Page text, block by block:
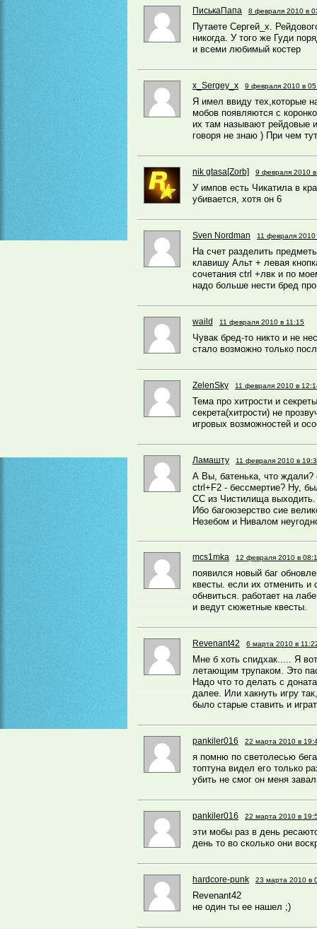
ПиськаПапа 8 февраля 2010 в
Путаете Сергей_х.
никогда. У того же Гуди
и всеми любимый костер
x_Sergey_x 9 февраля 2010 в
Я имел ввиду тех,которые
мобов появляются с
их там называют рейдовые
говоря не знаю ) При чем
nik gtаsа[Zorb] 9 февраля 2010
У импов есть Чикатила в
убивается, хотя он 6
Sven Nordman 11 февраля
На счет разделить
клавишу Альт + левая
сочетания ctrl +лвк и по
надо больше нести бред
waild 11 февраля 2010 в 11:15
Чувак бред-то никто и не
стало возможно только
ZelenSky 11 февраля 2010 в
Тема про хитрости и
секрета(хитрости) не
игровых возможностей и
Ламашту 11 февраля 2010 в
А Вы, батенька, что ждали?
ctrl+F2 - бессмертие? Ну,
СС из Чистилища выходить.
Ибо багоюзерство сие
Незебом и Нивалом
mcs1mka 12 февраля 2010 в
появился новый баг
квесты. если их отменить и
обнвиться. работает на
и ведут сюжетные квесты.
Revenant42 6 марта 2010 в
Мне б хоть спидхак..... Я
летающим трупаком. Это
Надо что то делать с
далее. Или хакнуть игру
было старые ставить и
pankiler016 22 марта 2010 в
я помню по светолесью
топтуна видел его только
убить не смог он меня
pankiler016 22 марта 2010 в
эти мобы раз в день
день то во сколько они
hardcore-punk 23 марта 2010 в
Revenant42
не один ты ее нашел ;)